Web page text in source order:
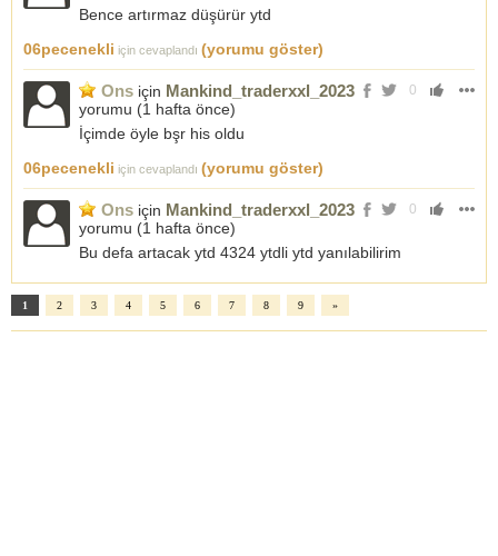
Bence artırmaz düşürür ytd
06pecenekli için cevaplandı (yorumu göster)
0
Ons için Mankind_traderxxl_2023
yorumu (1 hafta önce)
İçimde öyle bşr his oldu
06pecenekli için cevaplandı (yorumu göster)
0
Ons için Mankind_traderxxl_2023
yorumu (1 hafta önce)
Bu defa artacak ytd 4324 ytdli ytd yanılabilirim
1 2 3 4 5 6 7 8 9 »